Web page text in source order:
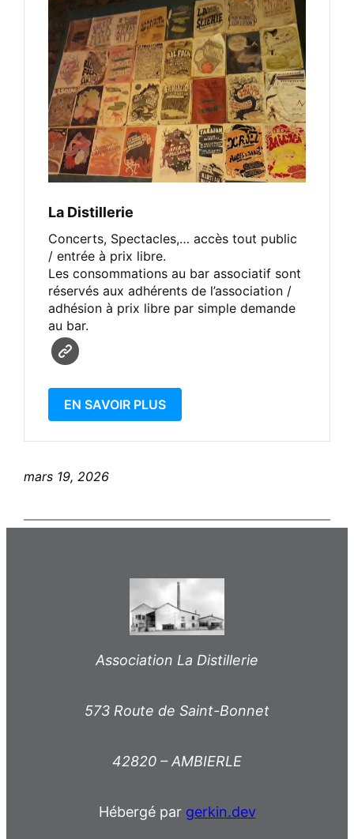
La Distillerie
Concerts, Spectacles,… accès tout public
/ entrée à prix libre.
Les consommations au bar associatif sont
réservés aux adhérents de l’association /
adhésion à prix libre par simple demande
au bar.
EN SAVOIR PLUS
mars 19, 2026
Association La Distillerie
573 Route de Saint-Bonnet
42820 – AMBIERLE
Hébergé par gerkin.dev